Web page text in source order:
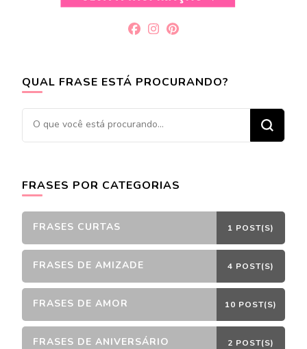
QUAL FRASE ESTÁ PROCURANDO?
Procurando
algo?
FRASES POR CATEGORIAS
FRASES CURTAS 1 POST(S)
FRASES DE AMIZADE 4 POST(S)
FRASES DE AMOR 10 POST(S)
FRASES DE ANIVERSÁRIO 2 POST(S)